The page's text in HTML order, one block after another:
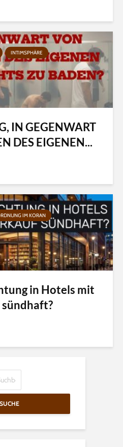
INTIMSPHÄRE
IN GEGENWART
DES EIGENEN...
IM KORAN
in Hotels mit
SUCHE